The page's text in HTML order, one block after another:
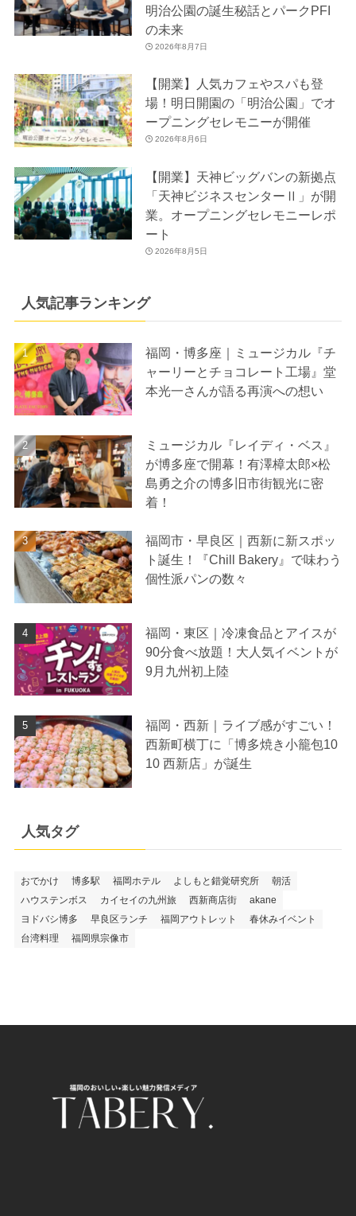
明治公園の誕生秘話とパークPFI
の未来
2026年8月7日
【開業】人気カフェやスパも登
場！明日開園の「明治公園」でオ
ープニングセレモニーが開催
2026年8月6日
【開業】天神ビッグバンの新拠点
「天神ビジネスセンターⅡ」が開
業。オープニングセレモニーレポ
ート
2026年8月5日
人気記事ランキング
福岡・博多座｜ミュージカル『チ
ャーリーとチョコレート工場』堂
本光一さんが語る再演への想い
ミュージカル『レイディ・ベス』
が博多座で開幕！有澤樟太郎×松
島勇之介の博多旧市街観光に密
着！
福岡市・早良区｜西新に新スポッ
ト誕生！『Chill Bakery』で味わう
個性派パンの数々
福岡・東区｜冷凍食品とアイスが
90分食べ放題！大人気イベントが
9月九州初上陸
福岡・西新｜ライブ感がすごい！
西新町横丁に「博多焼き小籠包10
10 西新店」が誕生
人気タグ
おでかけ 博多駅 福岡ホテル よしもと錯覚研究所
朝活
ハウステンボス
カイセイの九州旅 西新商店街
akane
ヨドバシ博多
早良区ランチ 福岡アウトレット
春休みイベント
台湾料理
福岡県宗像市